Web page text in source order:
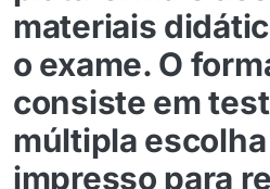
materiais
o exame. O
consiste em
múltipla
impresso para